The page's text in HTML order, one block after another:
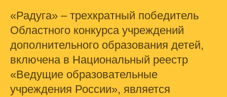
«Радуга» – трехкратный победитель
Областного конкурса учреждений
дополнительного образования детей,
включена в Национальный реестр
«Ведущие образовательные
учреждения России», является